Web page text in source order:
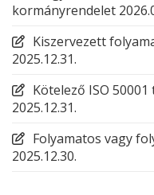
kormányrendelet
Kiszervezett
2025.12.31.
Kötelező ISO
2025.12.31.
Folyamatos vagy
2025.12.30.